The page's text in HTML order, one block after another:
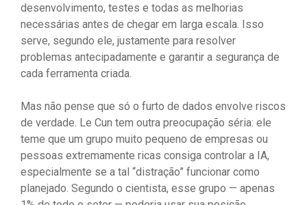
desenvolvimento, testes e todas as melhorias
necessárias antes de chegar em larga escala. Isso
serve, segundo ele, justamente para resolver
problemas antecipadamente e garantir a segurança de
cada ferramenta criada.
Mas não pense que só o furto de dados envolve riscos
de verdade. Le Cun tem outra preocupação séria: ele
teme que um grupo muito pequeno de empresas ou
pessoas extremamente ricas consiga controlar a IA,
especialmente se a tal “distração” funcionar como
planejado. Segundo o cientista, esse grupo — apenas